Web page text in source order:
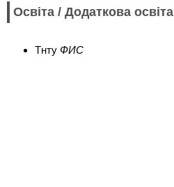
Освіта / Додаткова освіта
Тнту ФИС